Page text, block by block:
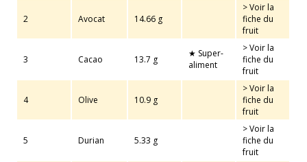
2 Avocat 14.66 g
> Voir la
fiche du
fruit
3 Cacao 13.7 g
★ Super-
aliment
> Voir la
fiche du
fruit
4 Olive 10.9 g
> Voir la
fiche du
fruit
5 Durian 5.33 g
> Voir la
fiche du
fruit